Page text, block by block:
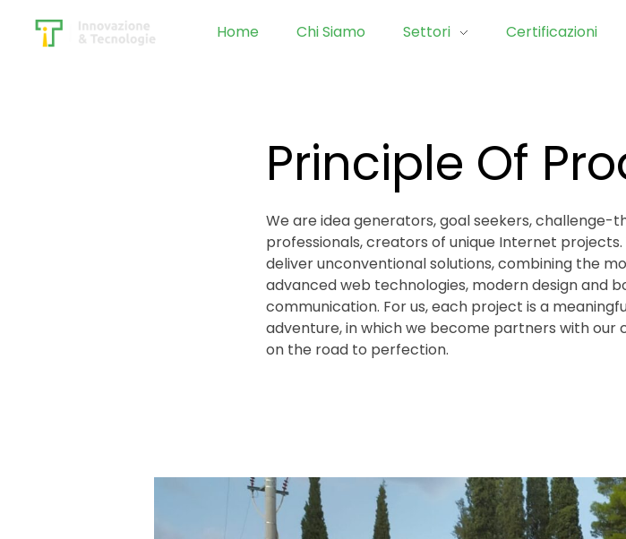
Home Chi Siamo Settori Certificazioni
Principle Of
We are idea generators, goal seekers, challenge-
professionals, creators of unique Internet projects.
deliver unconventional solutions, combining the
advanced web technologies, modern design and
communication. For us, each project is a
adventure, in which we become partners with our
on the road to perfection.